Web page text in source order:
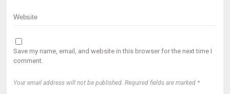
Save my name, email, and website in this browser for the next time I
comment.
Your email address will not be published. Required fields are marked *